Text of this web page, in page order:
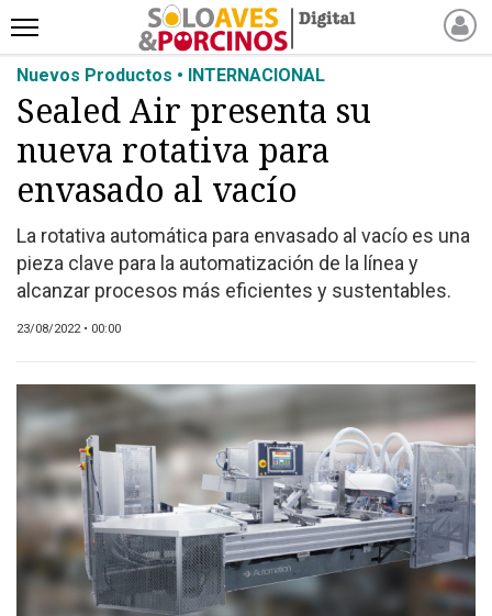
INICIO
NOTICIAS RECIENTES
NOTICIAS
ARTÍCULOS
PROCESO
PRODUCTO
EVENTOS Y
CAPACITACIONES
DIRECTORIO
CALENDARIO
MEDIA KIT
TEMAS DESTACADOS
AVICULTURA
Nuevos Productos • INTERNACIONAL
Sealed Air presenta su
nueva rotativa para
envasado al vacío
La rotativa automática para envasado al vacío es una
pieza clave para la automatización de la línea y
alcanzar procesos más eficientes y sustentables.
23/08/2022 • 00:00